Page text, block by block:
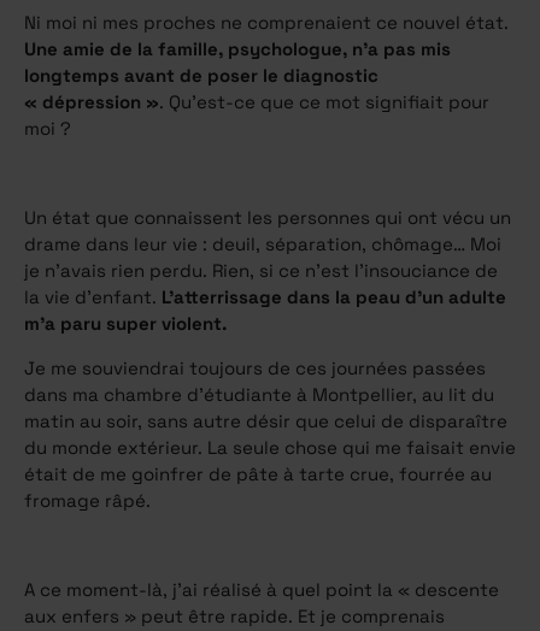
Ni moi ni mes proches ne comprenaient ce nouvel état.
Une amie de la famille, psychologue, n’a pas mis
longtemps avant de poser le diagnostic
« dépression ». Qu’est-ce que ce mot signifiait pour
moi ?
Un état que connaissent les personnes qui ont vécu un
drame dans leur vie : deuil, séparation, chômage… Moi
je n’avais rien perdu. Rien, si ce n’est l’insouciance de
la vie d’enfant. L’atterrissage dans la peau d’un adulte
m’a paru super violent.
Je me souviendrai toujours de ces journées passées
dans ma chambre d’étudiante à Montpellier, au lit du
matin au soir, sans autre désir que celui de disparaître
du monde extérieur. La seule chose qui me faisait envie
était de me goinfrer de pâte à tarte crue, fourrée au
fromage râpé.
A ce moment-là, j’ai réalisé à quel point la « descente
aux enfers » peut être rapide. Et je comprenais